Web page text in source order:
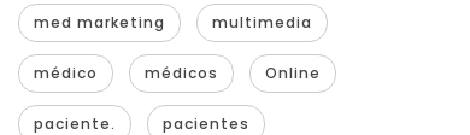
med marketing multimedia
médico médicos Online
paciente. pacientes